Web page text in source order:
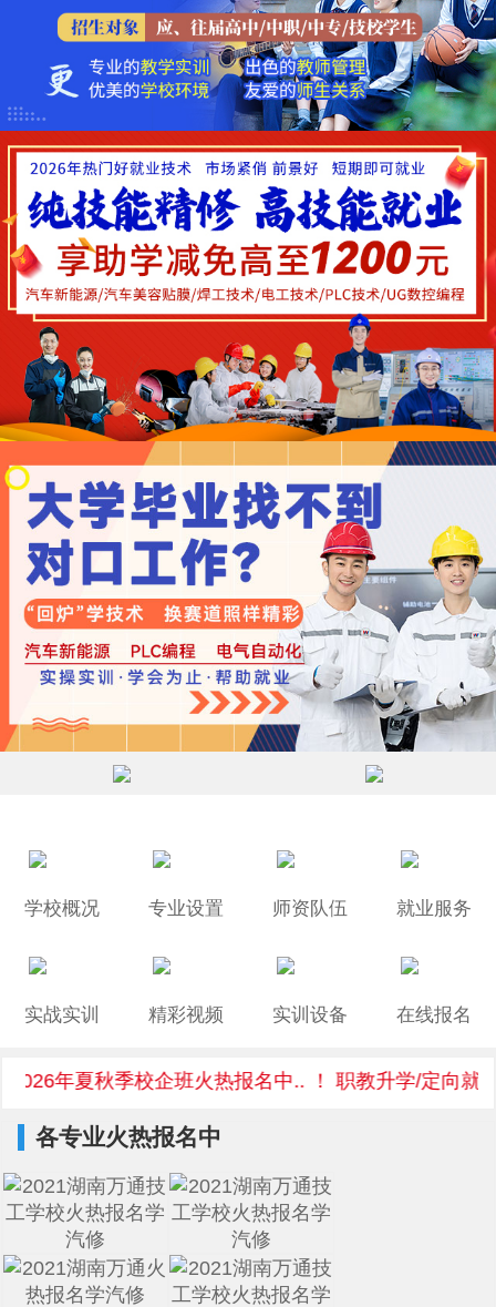
学校概况 专业设置 师资队伍 就业服务
实战实训 精彩视频 实训设备 在线报名
年夏秋季校企班火热报名中.. ！ 职教升学/定向就业/
各专业火热报名中